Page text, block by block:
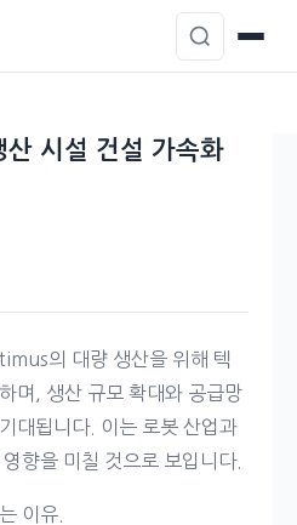
산 시설 건설 가속화
의 대량 생산을 위해 텍
며, 생산 규모 확대와 공급망
대됩니다. 이는 로봇 산업과
향을 미칠 것으로 보입니다.
이유.